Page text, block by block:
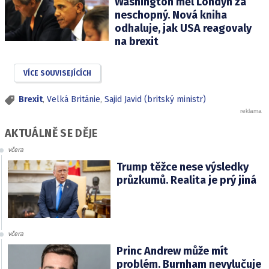
neschopný. Nová kniha
odhaluje, jak USA reagovaly
na brexit
VÍCE SOUVISEJÍCÍCH
Brexit, Velká Británie, Sajid Javid (britský ministr)
AKTUÁLNĚ SE DĚJE
včera
Trump těžce nese výsledky
průzkumů. Realita je prý jiná
včera
Princ Andrew může mít
problém. Burnham nevylučuje